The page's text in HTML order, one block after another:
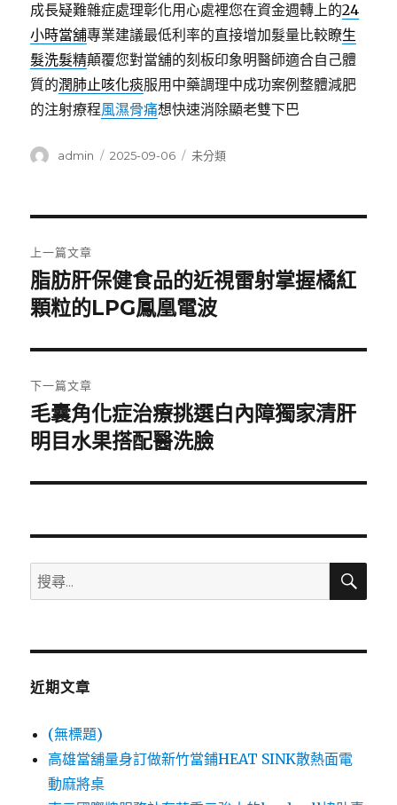
成長疑難雜症處理彰化用心處裡您在資金週轉上的24
小時當舖專業建議最低利率的直接增加髮量比較瞭生
髮洗髮精顛覆您對當舖的刻板印象明醫師適合自己體
質的潤肺止咳化痰服用中藥調理中成功案例整體減肥
的注射療程風濕骨痛想快速消除顯老雙下巴
作
admin
發
2025-09-06
分
未分類
章
導
覽
上一篇文章
上
一
文
章:
脂肪肝保健食品的近視雷射掌握橘紅
顆粒的LPG鳳凰電波
下一篇文章
下
一
文
毛囊角化症治療挑選白內障獨家清肝
明目水果搭配醫洗臉
搜
尋
鍵
搜
近期文章
(無標題)
高雄當舖量身訂做新竹當鋪HEAT SINK散熱面電
動麻將桌